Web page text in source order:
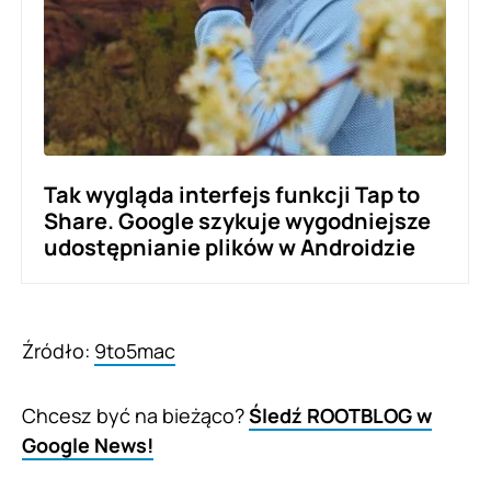
Tak wygląda interfejs funkcji Tap to
Share. Google szykuje wygodniejsze
udostępnianie plików w Androidzie
Źródło: 9to5mac
Chcesz być na bieżąco?Śledź ROOTBLOG w
Google News!